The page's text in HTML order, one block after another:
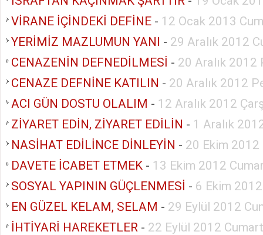
VİRANE İÇİNDEKİ DEFİNE - 12 Ocak 2013
YERİMİZ MAZLUMUN YANI - 29 Aralık 2012
CENAZENİN DEFNEDİLMESİ - 20 Aralık 2012
CENAZE DEFNİNE KATILIN - 20 Aralık 2012
ACI GÜN DOSTU OLALIM - 12 Aralık 2012
ZİYARET EDİN, ZİYARET EDİLİN - 1 Aralık
NASİHAT EDİLİNCE DİNLEYİN - 20 Ekim
DAVETE İCABET ETMEK - 13 Ekim 2012
SOSYAL YAPININ GÜÇLENMESİ - 6 Ekim
EN GÜZEL KELAM, SELAM - 29 Eylül 2012
İHTİYARİ HAREKETLER - 22 Eylül 2012